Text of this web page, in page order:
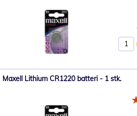
Maxell Lithium CR1220 batteri - 1 stk.